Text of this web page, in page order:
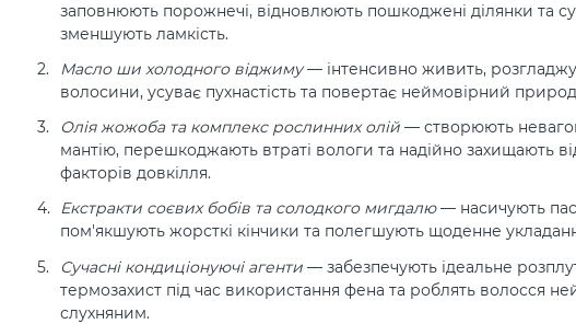
заповнюють порожнечі, відновлюють пошкоджені ділянки та
зменшують ламкість.
Масло ши холодного віджиму— інтенсивно живить,
волосини, усуває пухнастість та повертає неймовірний
Олія жожоба та комплекс рослинних олій — створюють
мантію, перешкоджають втраті вологи та надійно захищають
факторів довкілля.
Екстракти соєвих бобів та солодкого мигдалю— насичують
пом'якшують жорсткі кінчики та полегшують щоденне
Сучасні кондиціонуючі агенти — забезпечують ідеальне
термозахист під час використання фена та роблять волосся
слухняним.